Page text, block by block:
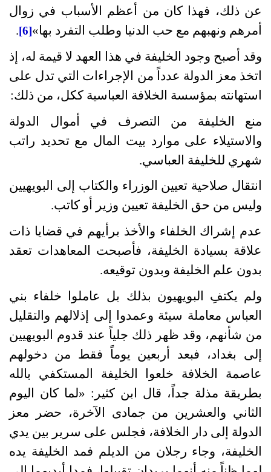
عن ذلك، فهذا كان من أعظم الأسباب في زوال
أمرهم ونهبهم مع حب الدنيا وطلب التفرد بها»
[6]
.
وقد أصبح وجود الخليفة في هذا العهد لا قيمة له، إذ
اتخذ معز الدولة عدداً من الإجراءات التي تدل على
استهانته بمؤسسة الخلافة العباسية ككل، من ذلك:
منع الخليفة من التصرف في أموال الدولة
والاستيلاء على موارد بيت المال مع تحديد راتب
شهري للخليفة العباسي.
انتقال صلاحية تعيين الوزراء والكتاب إلى البويهيين
وليس من حق الخليفة تعيين وزير أو كاتب.
عدم إشراك الخلفاء والأخذ برأيهم في قضايا ذات
علاقة بسيادة الخليفة، فأصبحت المعاهدات تعقد
بدون علم الخليفة وبدون توقيعه.
ولم يكتفِ البويهيون بذلك بل عاملوا خلفاء بني
العباس معاملة سيئة وعمدوا إلى إذلالهم والتقليل
من شأنهم، وقد ظهر ذلك جلياً عند قدوم البويهيين
إلى بغداد، فبعد أربعين يوماً فقط من دخولهم
عاصمة الخلافة خلعوا الخليفة المستكفي بالله
بطريقة مذلة جداً، قال ابن كثير : «لما كان اليوم
الثاني والعشرين من جمادى الآخرة، حضر معز
الدولة إلى دار الخلافة، فجلس على سرير بين يدي
الخليفة، وجاء رجلان من الديلم فمد الخليفة يده